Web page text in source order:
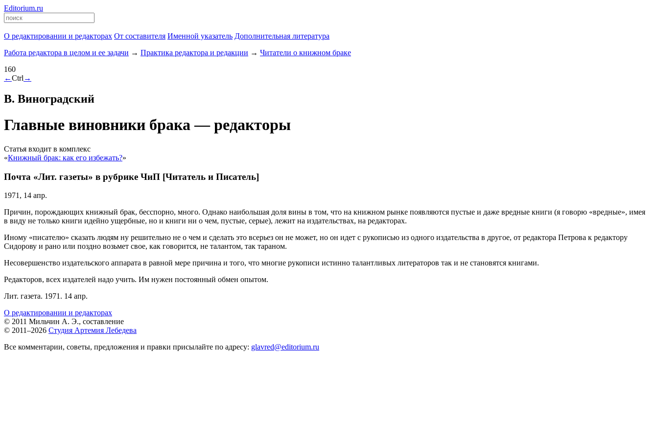
Editorium.ru
О редактировании и редакторах От составителя Именной указатель Дополнительная литература
Работа редактора в целом и ее задачи → Практика редактора и редакции → Читатели о книжном браке
160
←Ctrl →
В. Виноградский
Главные виновники брака — редакторы
Статья входит в комплекс
«Книжный брак: как его избежать?»
Почта «Лит. газеты» в рубрике ЧиП [Читатель и Писатель]
1971, 14 апр.
Причин, порождающих книжный брак, бесспорно, много. Однако наибольшая доля вины в том, что на книжном рынке появляются пустые и даже вредные книги (я говорю «вредные», имея
в виду не только книги идейно ущербные, но и книги ни о чем, пустые, серые), лежит на издательствах, на редакторах.
Иному «писателю» сказать людям ну решительно не о чем и сделать это всерьез он не может, но он идет с рукописью из одного издательства в другое, от редактора Петрова к редактору
Сидорову и рано или поздно возьмет свое, как говорится, не талантом, так тараном.
Несовершенство издательского аппарата в равной мере причина и того, что многие рукописи истинно талантливых литераторов так и не становятся книгами.
Редакторов, всех издателей надо учить. Им нужен постоянный обмен опытом.
Лит. газета. 1971. 14 апр.
О редактировании и редакторах
© 2011 Мильчин А. Э., составление
© 2011–2026 Студия Артемия Лебедева
Все комментарии, советы, предложения и правки присылайте по адресу: glavred@editorium.ru